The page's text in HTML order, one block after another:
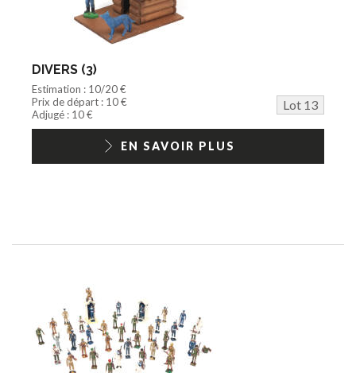
DIVERS (3)
Estimation : 10/20 €
Prix de départ : 10 €
Lot 13
Adjugé : 10 €
EN SAVOIR PLUS